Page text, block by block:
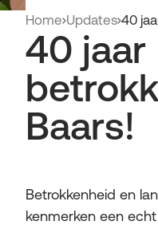
Home Updates 40
40 jaar
Baars!
Betrokkenheid en
kenmerken een